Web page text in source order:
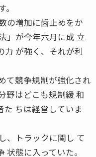
の増加に歯止めをか
」が今年六月に成 立
力 が強く、それが利
て競争規制が強化され
はどこも規制緩 和
ちは経営していま
、トラックに関し て
態に入っていた。